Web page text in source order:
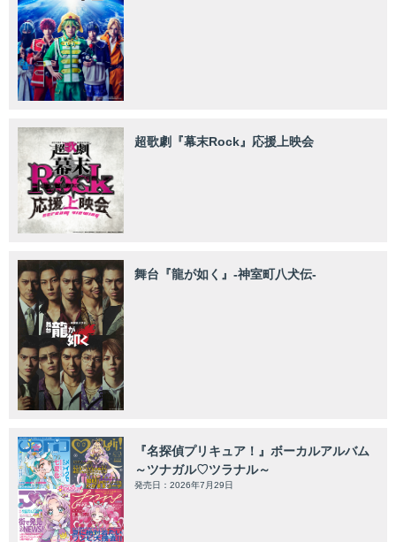
超歌劇『幕末Rock』応援上映会
舞台『龍が如く』-神室町八犬伝-
『名探偵プリキュア！』ボーカルアルバム
～ツナガル♡ツラナル～
発売日：2026年7月29日